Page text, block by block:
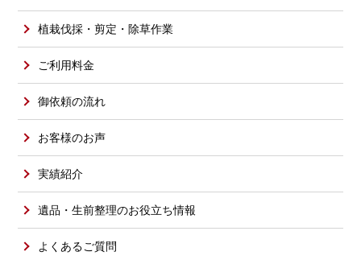
植栽伐採・剪定・除草作業
ご利用料金
御依頼の流れ
お客様のお声
実績紹介
遺品・生前整理のお役立ち情報
よくあるご質問